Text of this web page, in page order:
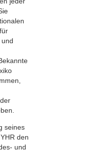
seines
den
und